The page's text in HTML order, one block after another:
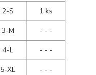
2-S
1 ks
3-M
- - -
4-L
- - -
5-XL
- - -